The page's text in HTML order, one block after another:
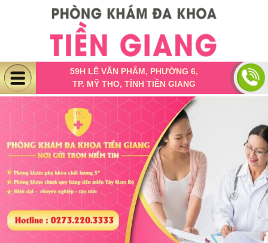
59H LÊ VĂN PHẨM, PHƯỜNG 6,
TP. MỸ THO, TỈNH TIỀN GIANG